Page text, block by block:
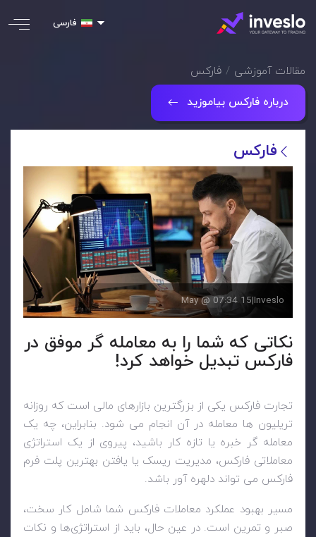
فارسی
مقالات آموزشی فارکس
درباره فارکس بیاموزید
فارکس
Inveslo
|
15 May @ 07:34
نکاتی که شما را به معامله گر موفق در
فارکس تبدیل خواهد کرد!
تجارت فارکس یکی از بزرگترین بازارهای مالی است که روزانه
تریلیون ها معامله در آن انجام می شود. بنابراین، چه یک
معامله گر خبره یا تازه کار باشید، پیروی از یک استراتژی
معاملاتی فارکس، مدیریت ریسک یا یافتن بهترین پلت فرم
فارکس می تواند دلهره آور باشد.
مسیر بهبود عملکرد معاملات فارکس شما شامل کار سخت،
صبر و تمرین است. در عین حال، باید از استراتژی‌ها و نکات